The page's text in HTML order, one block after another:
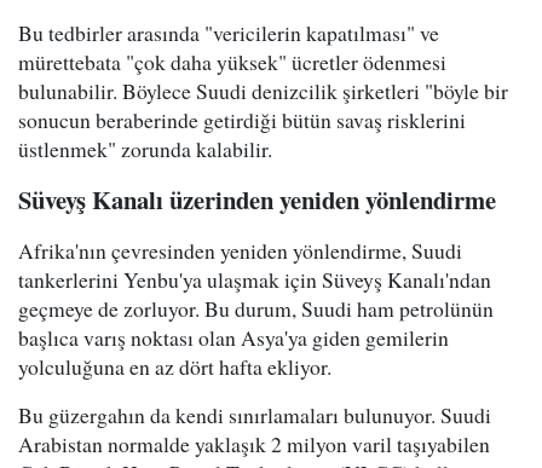
Bu tedbirler arasında "vericilerin kapatılması" ve
mürettebata "çok daha yüksek" ücretler ödenmesi
bulunabilir. Böylece Suudi denizcilik şirketleri "böyle bir
sonucun beraberinde getirdiği bütün savaş risklerini
üstlenmek" zorunda kalabilir.
Süveyş Kanalı üzerinden yeniden yönlendirme
Afrika'nın çevresinden yeniden yönlendirme, Suudi
tankerlerini Yenbu'ya ulaşmak için Süveyş Kanalı'ndan
geçmeye de zorluyor. Bu durum, Suudi ham petrolünün
başlıca varış noktası olan Asya'ya giden gemilerin
yolculuğuna en az dört hafta ekliyor.
Bu güzergahın da kendi sınırlamaları bulunuyor. Suudi
Arabistan normalde yaklaşık 2 milyon varil taşıyabilen